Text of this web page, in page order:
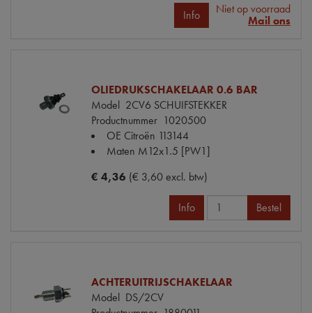
Info
Niet op voorraad
Mail ons
OLIEDRUKSCHAKELAAR 0.6 BAR
Model 2CV6 SCHUIFSTEKKER
Productnummer 1020500
OE Citroën 113144
Maten M12x1.5 [PW1]
€ 4,36 (€ 3,60 excl. btw)
Info Bestel
ACHTERUITRIJSCHAKELAAR
Model DS/2CV